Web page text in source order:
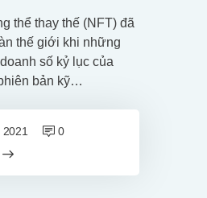
thể thay thế (NFT) đã
thế giới khi những
số kỷ lục của
bản kỹ…
0